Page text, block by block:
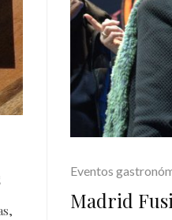
Eventos
Madrid